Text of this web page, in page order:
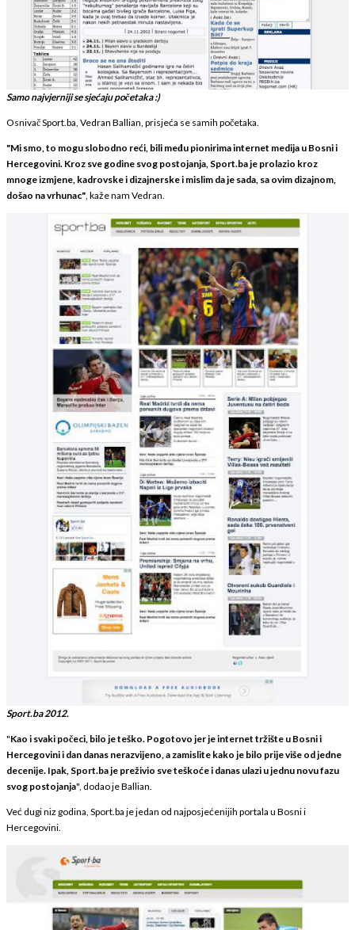
Samo najvjerniji se sjećaju početaka :)
Osnivač Sport.ba, Vedran Ballian, prisjeća se samih početaka.
"Mi smo, to mogu slobodno reći, bili među pionirima internet medija u Bosni i
Hercegovini. Kroz sve godine svog postojanja, Sport.ba je prolazio kroz
mnoge izmjene, kadrovske i dizajnerske i mislim da je sada, sa ovim dizajnom,
došao na vrhunac" , kaže nam Vedran.
Sport.ba 2012.
"Kao i svaki počeci, bilo je teško. Pogotovo jer je internet tržište u Bosni i
Hercegovini i dan danas nerazvijeno, a zamislite kako je bilo prije više od jedne
decenije. Ipak, Sport.ba je preživio sve teškoće i danas ulazi u jednu novu fazu
svog postojanja", dodao je Ballian.
Već dugi niz godina, Sport.ba je jedan od najposjećenijih portala u Bosni i
Hercegovini.